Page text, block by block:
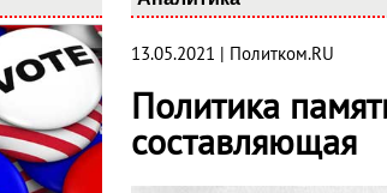
13.05.2021 | Политком.RU
Политика
составляющая